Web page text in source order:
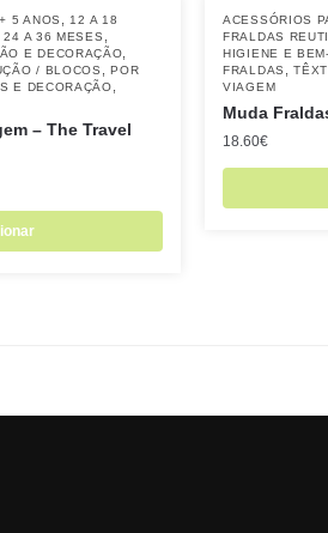
+ 5 ANOS
12 A 18
,24 A 36 MESES
E DECORAÇÃO
/ BLOCOS ,POR
E DECORAÇÃO
– The Travel
ACESSÓRIOS
FRALDAS
HIGIENE E
FRALDAS
,
VIAGEM
Muda
18.60€